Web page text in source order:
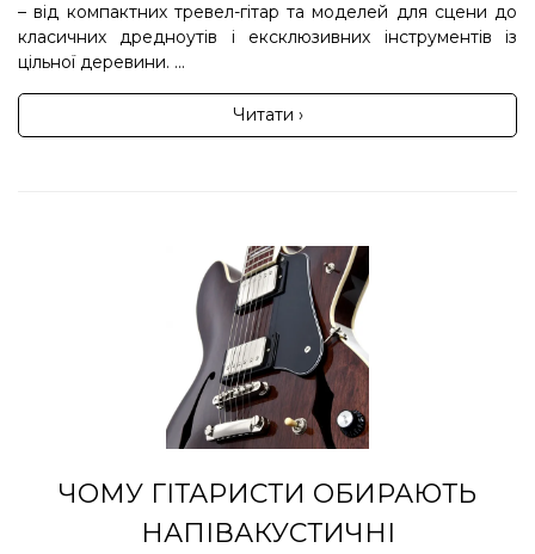
– від компактних тревел-гітар та моделей для сцени до
класичних дредноутів і ексклюзивних інструментів із
цільної деревини. ...
Читати ›
ЧОМУ ГІТАРИСТИ ОБИРАЮТЬ
НАПІВАКУСТИЧНІ